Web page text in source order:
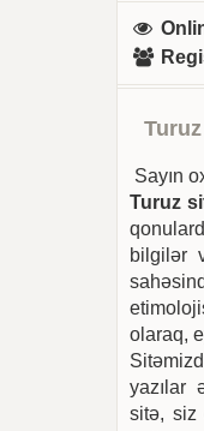
Sayın
Turuz
bilgilər
olaraq,
yazılar
sitə, siz